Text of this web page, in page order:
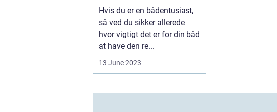
Hvis du er en bådentusiast,
så ved du sikker allerede
hvor vigtigt det er for din båd
at have den re...
13 June 2023